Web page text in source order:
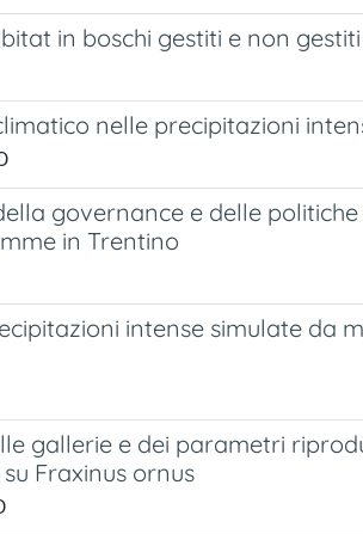
in boschi gestiti e non
nelle precipitazioni
governance e delle
in Trentino
intense simulate da
gallerie e dei parametri
Fraxinus ornus